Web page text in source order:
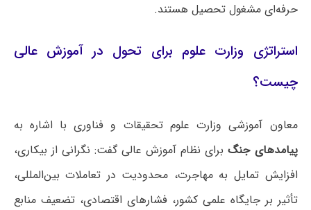
حرفه‌ای مشغول تحصیل هستند.
استراتژی وزارت علوم برای تحول در آموزش عالی
چیست؟
معاون آموزشی وزارت علوم تحقیقات و فناوری با اشاره به
پیامدهای جنگبرای نظام آموزش عالی گفت: نگرانی از بیکاری،
افزایش تمایل به مهاجرت، محدودیت در تعاملات بین‌المللی،
تأثیر بر جایگاه علمی کشور، فشارهای اقتصادی، تضعیف منابع